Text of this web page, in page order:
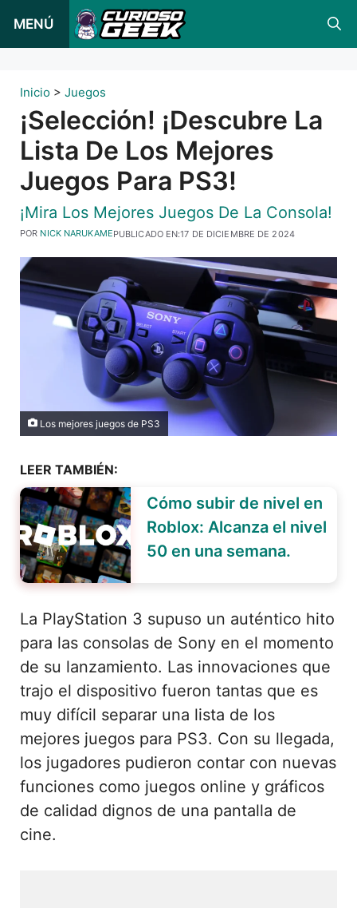
MENÚ
Inicio > Juegos
¡Selección! ¡Descubre La
Lista De Los Mejores
Juegos Para PS3!
¡Mira Los Mejores Juegos De La Consola!
PUBLICADO EN:17 DE DICIEMBRE DE 2024
POR NICK NARUKAME
Los mejores juegos de PS3
LEER TAMBIÉN:
Cómo subir de nivel en
Roblox: Alcanza el nivel
50 en una semana.
La PlayStation 3 supuso un auténtico hito
para las consolas de Sony en el momento
de su lanzamiento. Las innovaciones que
trajo el dispositivo fueron tantas que es
muy difícil separar una lista de los
mejores juegos para PS3. Con su llegada,
los jugadores pudieron contar con nuevas
funciones como juegos online y gráficos
de calidad dignos de una pantalla de
cine.